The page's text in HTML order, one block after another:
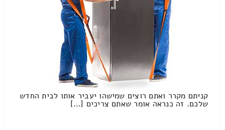
קניתם מקרר ואתם רוצים שמישהו יעביר אותו לבית החדש
שלכם. זה כנראה אומר שאתם צריכים […]